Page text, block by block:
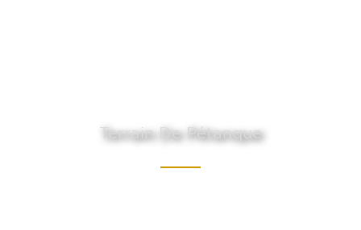
Terrain De Pétanque